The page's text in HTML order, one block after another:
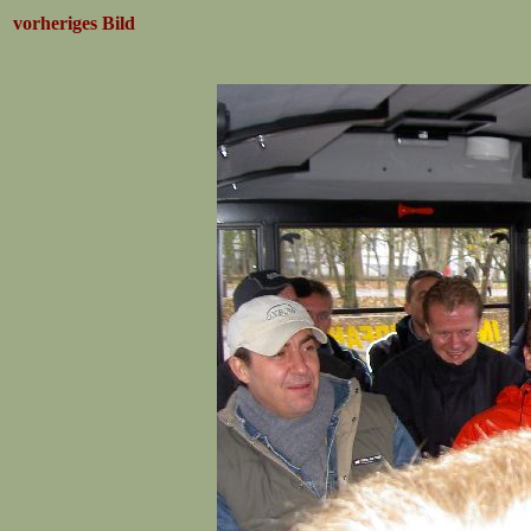
vorheriges Bild